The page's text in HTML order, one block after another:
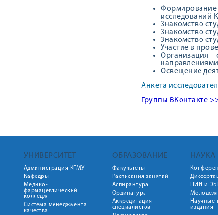
исследований
Знакомство
Знакомство
Знакомство
Участие в
Организация
Освещение
Анкета
Группы ВКонтакте
УНИВЕРСИТЕТ
Администрация КГМУ
Кафедры
Медико-
фармацевтический
колледж
Система менеджмента
качества
ОБРАЗОВАНИЕ
Факультеты
Расписания занятий
Аспирантура
Ординатура
Аккредитация
специалистов
НАУКА
НИИ и
Научные
издания